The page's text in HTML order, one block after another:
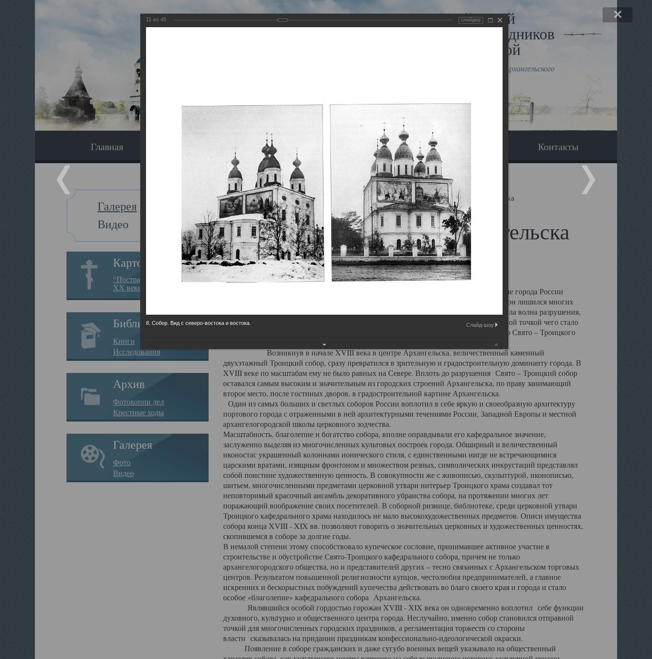
Виртуальный музей
Новомучеников и исповедников
Земли Архангельской
Сайт создан по благословлению митрополита Архангельского
Главная Наследники Галерея Вопрос-ответ Контакты
Галерея
Видео
Картотека
“Пострадавшие за веру в
XX веке на Севере”
Библиотека
Книги
Исследования
Архив
Фотокопии дел
Крестные ходы
Галерея
Фото
Видео
Главная Галерея Храмы-мученики Архангельска Свято-Троицкий собор Архангельска
Свято-Троицкий собор Архангельска
Свято-Троицкий собор Архангельска
23.12.2015
Сегодня мы можем говорить, что Архангельск в большей мере, чем другие губернские города России
пострадал от целенаправленных систематических разрушений, в результате которых он лишился многих
выдающихся памятников архитектуры. Больше всего по старому Архангельску ударила волна разрушения,
вызванная борьбой с религией, набравшая особую силу в конце 20 –х годов. Отправной точкой чего стало
разрушение православного центра архангельской губернии - ансамбля кафедрального Свято – Троицкого
Возникнув в начале XVIII века в центре Архангельска, величественный каменный
двухэтажный Троицкий собор, сразу превратился в зрительную и градостроительную доминанту города. В
XVIII веке по масштабам ему не было равных на Севере. Вплоть до разрушения Свято – Троицкий собор
оставался самым высоким и значительным из городских строений Архангельска, по праву занимающий
второе место, после гостиных дворов, в градостроительной картине Архангельска.
Один из самых больших и светлых соборов России воплотил в себе яркую и своеобразную архитектуру
портового города с отраженными в ней архитектурными течениями России, Западной Европы и местной
архангелогородской школы церковного зодчества.
Масштабность, благолепие и богатство собора, вполне оправдывали его кафедральное значение,
заслуженно выделяя из многочисленных культовых построек города. Обширный и величественный
иконостас украшенный колоннами ионического стиля, с единственными нигде не встречающимися
царскими вратами, изящным фронтоном и множеством резных, символических инкрустаций представлял
собой поистине художественную ценность. В совокупности же с живописью, скульптурой, иконописью,
шитьем, многочисленными предметами церковной утвари интерьер Троицкого храма создавал тот
неповторимый красочный ансамбль декоративного убранства собора, на протяжении многих лет
поражающий воображение своих посетителей. В соборной ризнице, библиотеке, среди церковной утвари
Троицкого кафедрального храма находилось не мало высокохудожественных предметов. Описи имущества
собора конца XVIII - XIX вв. позволяют говорить о значительных церковных и художественных ценностях,
скопившемся в соборе за долгие годы.
В немалой степени этому способствовало купеческое сословие, принимавшее активное участие в
строительстве и обустройстве Свято-Троицкого кафедрального собора, причем не только
архангелогородского общества, но и представителей других – тесно связанных с Архангельском торговых
центров. Результатом повышенной религиозности купцов, честолюбия предпринимателей, а главное
искренних и бескорыстных побуждений купечества действовать во благо своего края и города и стало
особое «благолепие» кафедрального собора Архангельска.
Являвшийся особой гордостью горожан XVIII - XIX века он одновременно воплотил себе функции
духовного, культурно и общественного центра города. Неслучайно, именно собор становился отправной
точкой для многочисленных городских праздников, а регламентация торжеств со стороны
власти сказывалась на придании праздникам конфессионально-идеологической окраски.
Появление в соборе гражданских и даже сугубо военных вещей указывало на общественный
11 из 45 слайдер
8. Собор. Вид с северо-востока и востока. Слайд-шоу: